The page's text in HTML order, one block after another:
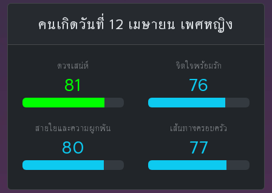
คนเกิดวันที่ 12 เมษายน เพศหญิง
ดวงเสน่ห์
81
จิตใจพร้อมรัก
76
สายใยและความผูกพัน
80
เส้นทางครอบครัว
77